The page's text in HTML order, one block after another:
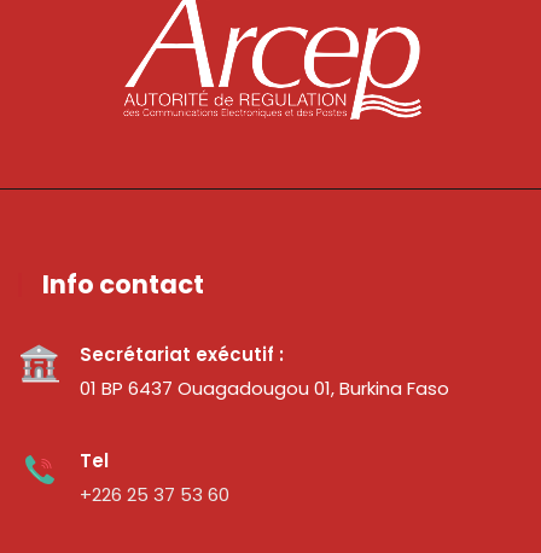
Info contact
Secrétariat exécutif :
01 BP 6437 Ouagadougou 01, Burkina Faso
Tel
+226 25 37 53 60